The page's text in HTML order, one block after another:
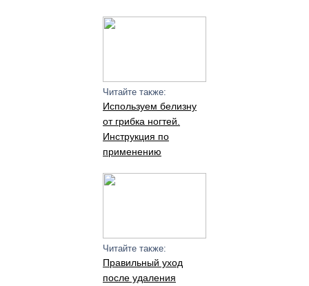
Читайте также:
Используем белизну
от грибка ногтей.
Инструкция по
применению
Читайте также:
Правильный уход
после удаления